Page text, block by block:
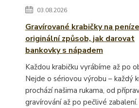
03.08.2026
Gravírované krabičky na
originální způsob, jak darovat
bankovky s nápadem
Každou krabičku vyrábíme až po
Nejde o sériovou výrobu – každý
prochází našima rukama, od
gravírování až po pečlivé zabalení.